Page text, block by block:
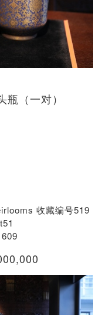
（一对）
收藏编号519